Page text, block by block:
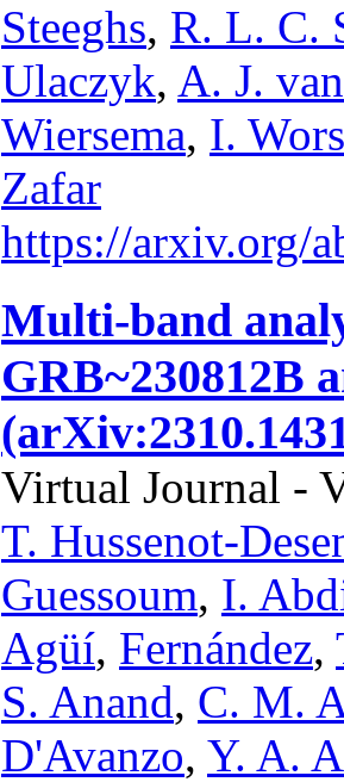
Steeghs, R. L. C.
Ulaczyk, A. J.
Wiersema, I.
Zafar
https://arxiv.org/
Multi-band
GRB~230812B
Virtual Journal -
T. Hussenot-
Guessoum, I.
Agüí, Fernández,
S. Anand, C. M.
D'Avanzo, Y. A.